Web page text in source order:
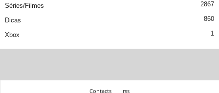
Séries/Filmes 2867
Dicas 860
Xbox 1
Contacts rss